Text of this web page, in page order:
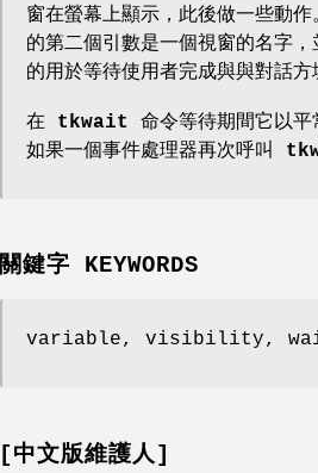
窗在螢幕上顯示，此後做一些動
的第二個引數是一個視窗的名字，
的用於等待使用者完成與與對話方
在 tkwait
命令等待期間它以平
如果一個事件處理器再次呼叫
關鍵字 KEYWORDS
variable, visibility,
[中文版維護人]